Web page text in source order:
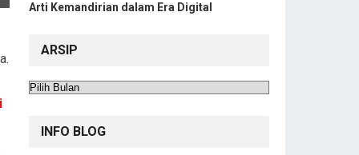
Arti Kemandirian dalam Era Digital
ARSIP
Arsip
INFO BLOG